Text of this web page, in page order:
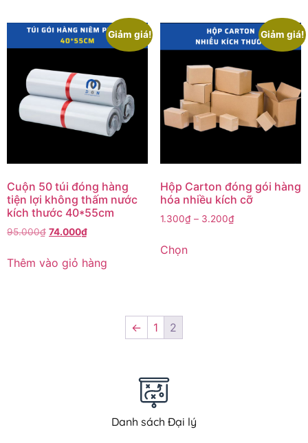
Giảm giá!
Cuộn 50 túi đóng hàng
tiện lợi không thấm nước
kích thước 40*55cm
95.000₫ 74.000₫
Thêm vào giỏ hàng
Giảm giá!
Hộp Carton đóng gói hàng
hóa nhiều kích cỡ
1.300₫ – 3.200₫
Chọn
← 1 2
Danh sách Đại lý